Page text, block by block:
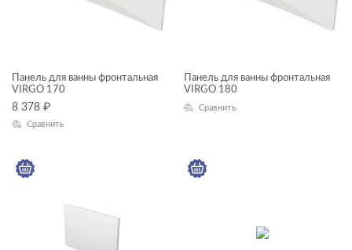
КОЛЛЕКЦИЯ
Панель для ванны фронтальная
VIRGO 170
8 378 ₽
Сравнить
Панель для ванны фронтальная
VIRGO 180
Сравнить